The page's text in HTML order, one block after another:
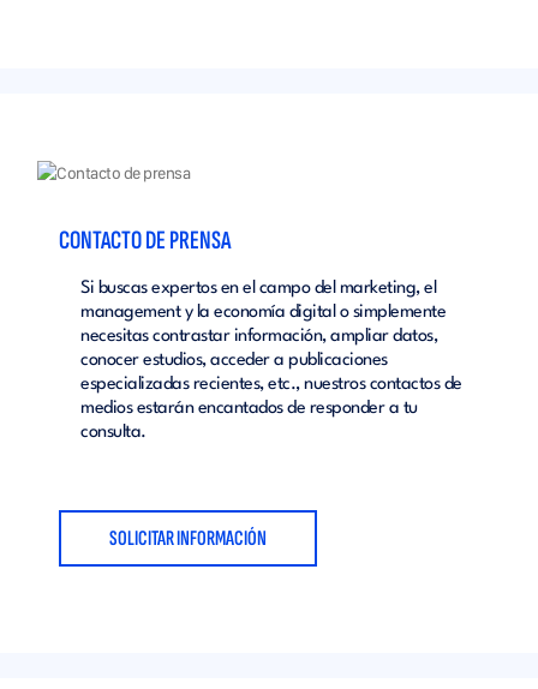
CONTACTO DE PRENSA
Si buscas expertos en el campo del marketing, el
management y la economía digital o simplemente
necesitas contrastar información, ampliar datos,
conocer estudios, acceder a publicaciones
especializadas recientes, etc., nuestros contactos de
medios estarán encantados de responder a tu
consulta.
SOLICITAR INFORMACIÓN